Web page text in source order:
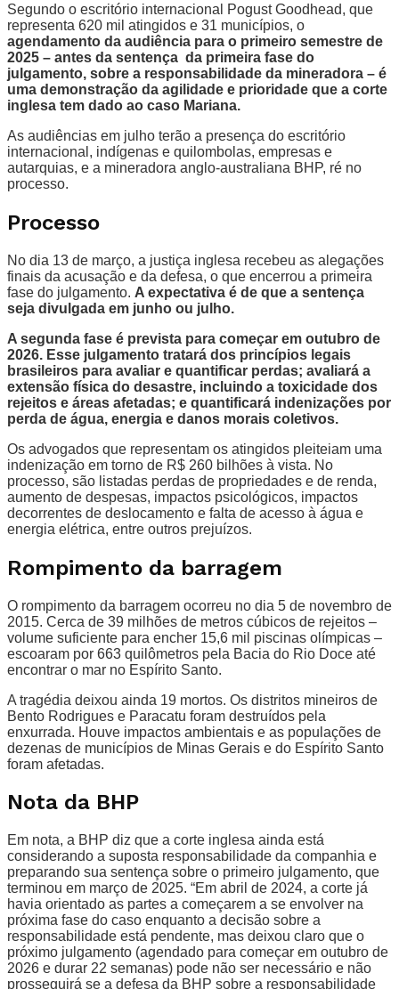
Segundo o escritório internacional Pogust Goodhead, que
representa 620 mil atingidos e 31 municípios, o
agendamento da audiência para o primeiro semestre de
2025 – antes da sentença da primeira fase do
julgamento, sobre a responsabilidade da mineradora – é
uma demonstração da agilidade e prioridade que a corte
inglesa tem dado ao caso Mariana.
As audiências em julho terão a presença do escritório
internacional, indígenas e quilombolas, empresas e
autarquias, e a mineradora anglo-australiana BHP, ré no
processo.
Processo
No dia 13 de março, a justiça inglesa recebeu as alegações
finais da acusação e da defesa, o que encerrou a primeira
fase do julgamento. A expectativa é de que a sentença
seja divulgada em junho ou julho.
A segunda fase é prevista para começar em outubro de
2026. Esse julgamento tratará dos princípios legais
brasileiros para avaliar e quantificar perdas; avaliará a
extensão física do desastre, incluindo a toxicidade dos
rejeitos e áreas afetadas; e quantificará indenizações por
perda de água, energia e danos morais coletivos.
Os advogados que representam os atingidos pleiteiam uma
indenização em torno de R$ 260 bilhões à vista. No
processo, são listadas perdas de propriedades e de renda,
aumento de despesas, impactos psicológicos, impactos
decorrentes de deslocamento e falta de acesso à água e
energia elétrica, entre outros prejuízos.
Rompimento da barragem
O rompimento da barragem ocorreu no dia 5 de novembro de
2015. Cerca de 39 milhões de metros cúbicos de rejeitos –
volume suficiente para encher 15,6 mil piscinas olímpicas –
escoaram por 663 quilômetros pela Bacia do Rio Doce até
encontrar o mar no Espírito Santo.
A tragédia deixou ainda 19 mortos. Os distritos mineiros de
Bento Rodrigues e Paracatu foram destruídos pela
enxurrada. Houve impactos ambientais e as populações de
dezenas de municípios de Minas Gerais e do Espírito Santo
foram afetadas.
Nota da BHP
Em nota, a BHP diz que a corte inglesa ainda está
considerando a suposta responsabilidade da companhia e
preparando sua sentença sobre o primeiro julgamento, que
terminou em março de 2025. “Em abril de 2024, a corte já
havia orientado as partes a começarem a se envolver na
próxima fase do caso enquanto a decisão sobre a
responsabilidade está pendente, mas deixou claro que o
próximo julgamento (agendado para começar em outubro de
2026 e durar 22 semanas) pode não ser necessário e não
prosseguirá se a defesa da BHP sobre a responsabilidade